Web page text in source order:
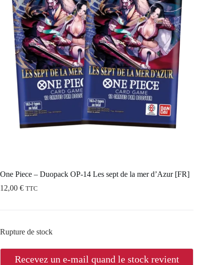
One Piece – Duopack OP-14 Les sept de la mer d’Azur [FR]
12,00 € TTC
Rupture de stock
Recevez un e-mail quand le stock revient